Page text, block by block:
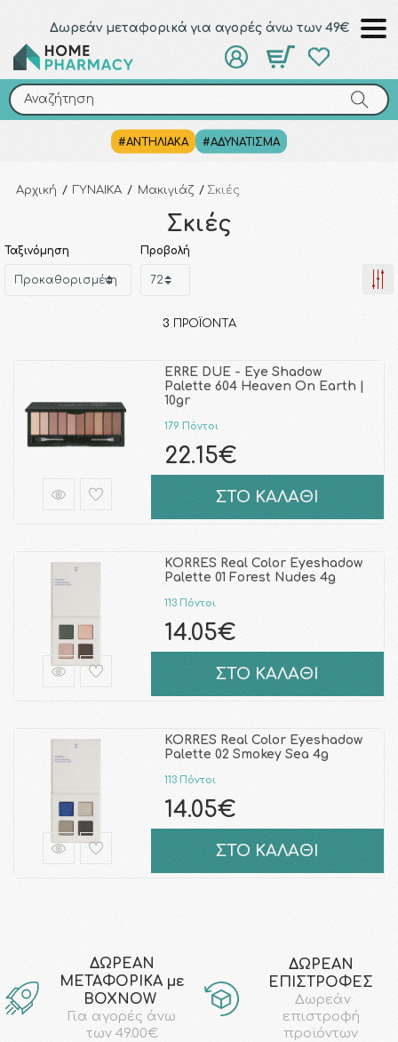
Δωρεάν μεταφορικά για αγορές άνω των 49€
Αναζήτηση
#ΑΝΤΗΛΙΑΚΑ #ΑΔΥΝΑΤΙΣΜΑ
Αναζήτηση
Αρχική / ΓΥΝΑΙΚΑ / Μακιγιάζ / Σκιές
Σκιές
Ταξινόμηση Προβολή
3 ΠΡΟΪΌΝΤΑ
ERRE DUE - Eye Shadow
Palette 604 Heaven On Earth |
10gr
179 Πόντοι
22.15€
ΣΤΟ ΚΑΛΑΘΙ
KORRES Real Color Eyeshadow
Palette 01 Forest Nudes 4g
113 Πόντοι
14.05€
ΣΤΟ ΚΑΛΑΘΙ
KORRES Real Color Eyeshadow
Palette 02 Smokey Sea 4g
113 Πόντοι
14.05€
ΣΤΟ ΚΑΛΑΘΙ
ΔΩΡΕΑΝ
ΜΕΤΑΦΟΡΙΚΑ με
ΒΟΧΝΟW
Για αγορές άνω
των 49.00€
ΔΩΡΕΑΝ
ΕΠΙΣΤΡΟΦΕΣ
Δωρεάν
επιστροφή
προϊόντων